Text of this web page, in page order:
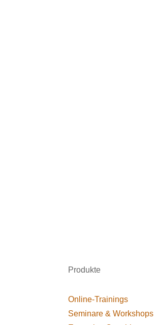
Produkte
Online-Trainings
Seminare & Workshops